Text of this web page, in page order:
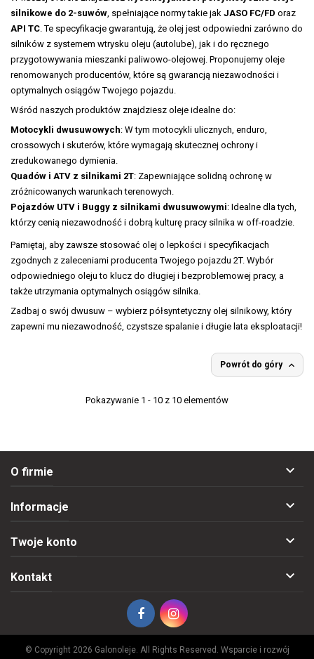
silnikowe do 2-suwów, spełniające normy takie jak JASO FC/FD oraz
API TC. Te specyfikacje gwarantują, że olej jest odpowiedni zarówno do
silników z systemem wtrysku oleju (autolube), jak i do ręcznego
przygotowywania mieszanki paliwowo-olejowej. Proponujemy oleje
renomowanych producentów, które są gwarancją niezawodności i
optymalnych osiągów Twojego pojazdu.
Wśród naszych produktów znajdziesz oleje idealne do:
Motocykli dwusuwowych: W tym motocykli ulicznych, enduro,
crossowych i skuterów, które wymagają skutecznej ochrony i
zredukowanego dymienia.
Quadów i ATV z silnikami 2T: Zapewniające solidną ochronę w
zróżnicowanych warunkach terenowych.
Pojazdów UTV i Buggy z silnikami dwusuwowymi: Idealne dla tych,
którzy cenią niezawodność i dobrą kulturę pracy silnika w off-roadzie.
Pamiętaj, aby zawsze stosować olej o lepkości i specyfikacjach
zgodnych z zaleceniami producenta Twojego pojazdu 2T. Wybór
odpowiedniego oleju to klucz do długiej i bezproblemowej pracy, a
także utrzymania optymalnych osiągów silnika.
Zadbaj o swój dwusuw – wybierz półsyntetyczny olej silnikowy, który
zapewni mu niezawodność, czystsze spalanie i długie lata eksploatacji!
Powrót do góry 
Pokazywanie 1 - 10 z 10 elementów
O firmie 
Informacje 
Twoje konto 
Kontakt 
© Copyright 2026 Galonoleje. All Rights Reserved. Wsparcie i rozwój